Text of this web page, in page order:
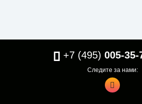
+7 (495) 005-35-
Следите за нами: